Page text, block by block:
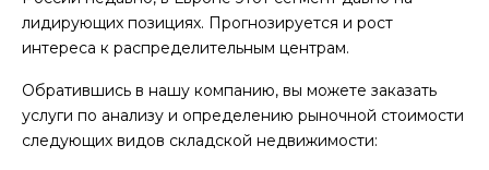
лидирующих позициях. Прогнозируется и рост
интереса к распределительным центрам.
Обратившись в нашу компанию, вы можете заказать
услуги по анализу и определению рыночной стоимости
следующих видов складской недвижимости: